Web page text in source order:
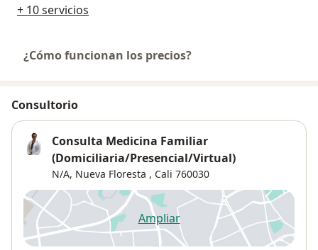
+ 10 servicios
¿Cómo funcionan los precios?
Consultorio
Consulta Medicina Familiar
(Domiciliaria/Presencial/Virtual)
N/A, Nueva Floresta , Cali 760030
Ampliarse abre en una nueva